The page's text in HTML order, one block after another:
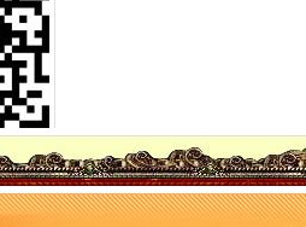
利亚客人
"加风廉政建设
册要求局风廉政建设暨纪检监察工作会议精
开展广告专项理工作
加食品安全监管
力推进风廉政建设
企业免费举办网上年度年检知识培训
个关口 建立健全信用信息化建设长效管理机
施加风廉政建设